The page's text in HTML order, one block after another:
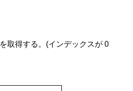
取得する。(インデックスが 0